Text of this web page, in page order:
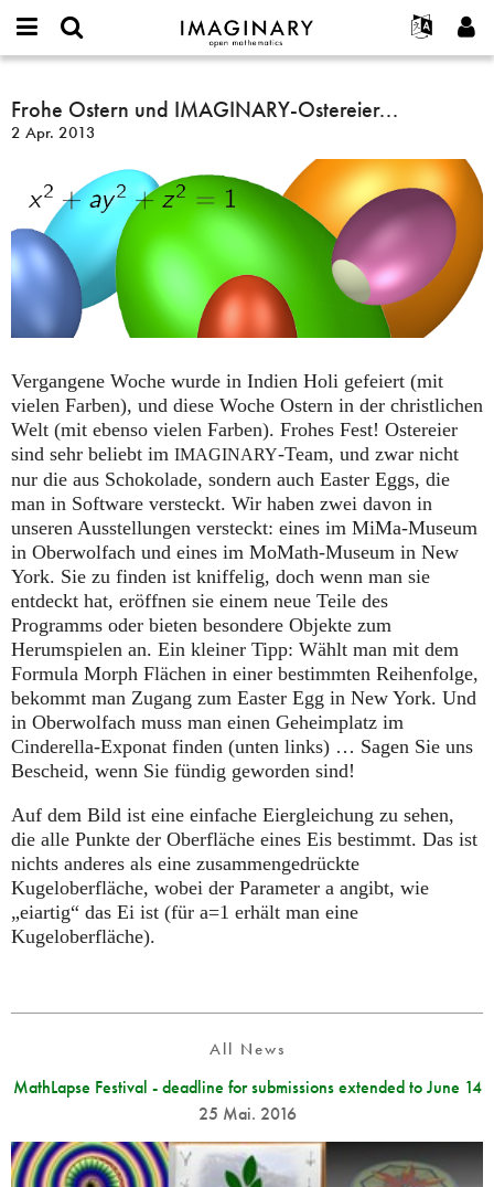
IMAGINARY
open
Français
한국어
Español
Türkçe
Programme
Hands-on
Filme
Ausstellungen
Projekte
Kontakt
or
username
Passwort
Neues Benutzerkonto erstellen
Neues Passwort anfordern
Suche
Frohe
Ostern
und
IMAGINARY-
Ostereier...
Frohe Ostern und IMAGINARY-Ostereier...
2 Apr. 2013
Vergangene Woche wurde in Indien Holi gefeiert (mit
vielen Farben), und diese Woche Ostern in der christlichen
Welt (mit ebenso vielen Farben). Frohes Fest! Ostereier
sind sehr beliebt im IMAGINARY-Team, und zwar nicht
nur die aus Schokolade, sondern auch Easter Eggs, die
man in Software versteckt. Wir haben zwei davon in
unseren Ausstellungen versteckt: eines im MiMa-Museum
in Oberwolfach und eines im MoMath-Museum in New
York. Sie zu finden ist kniffelig, doch wenn man sie
entdeckt hat, eröffnen sie einem neue Teile des
Programms oder bieten besondere Objekte zum
Herumspielen an. Ein kleiner Tipp: Wählt man mit dem
Formula Morph Flächen in einer bestimmten Reihenfolge,
bekommt man Zugang zum Easter Egg in New York. Und
in Oberwolfach muss man einen Geheimplatz im
Cinderella-Exponat finden (unten links) … Sagen Sie uns
Bescheid, wenn Sie fündig geworden sind!
Auf dem Bild ist eine einfache Eiergleichung zu sehen,
die alle Punkte der Oberfläche eines Eis bestimmt. Das ist
nichts anderes als eine zusammengedrückte
Kugeloberfläche, wobei der Parameter a angibt, wie
„eiartig“ das Ei ist (für a=1 erhält man eine
Kugeloberfläche).
All News
MathLapse Festival - deadline for submissions extended to June 14
25 Mai. 2016